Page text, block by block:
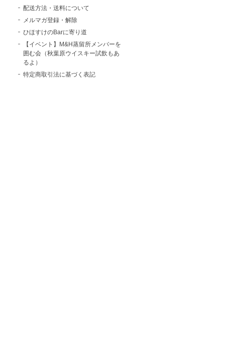
配送方法・送料について
メルマガ登録・解除
ひほすけのBarに寄り道
【イベント】M&H蒸留所メンバーを
囲む会（秋葉原ウイスキー試飲もあ
るよ）
特定商取引法に基づく表記